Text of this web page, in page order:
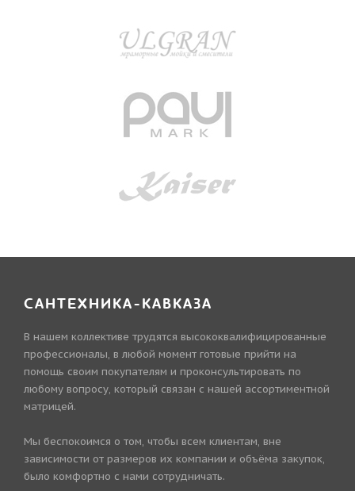
САНТЕХНИКА-КАВКАЗА
В нашем коллективе трудятся высококвалифицированные
профессионалы, в любой момент готовые прийти на
помощь своим покупателям и проконсультировать по
любому вопросу, который связан с нашей ассортиментной
матрицей.
Мы беспокоимся о том, чтобы всем клиентам, вне
зависимости от размеров их компании и объёма закупок,
было комфортно с нами сотрудничать.